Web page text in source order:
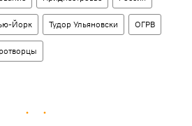
Йорк Тудор Ульяновски ОГРВ